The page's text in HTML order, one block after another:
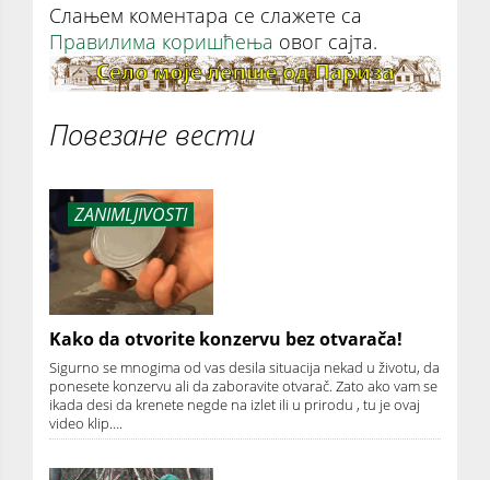
Слањем коментара се слажете са
Правилима коришћења овог сајта.
Повезане вести
ZANIMLJIVOSTI
Kako da otvorite konzervu bez otvarača!
Sigurno se mnogima od vas desila situacija nekad u životu, da
ponesete konzervu ali da zaboravite otvarač. Zato ako vam se
ikada desi da krenete negde na izlet ili u prirodu , tu je ovaj
video klip….